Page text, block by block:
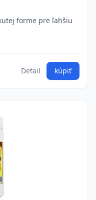
forme pre ľahšiu
Detail kúpiť